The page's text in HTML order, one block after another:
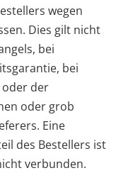
wegen
Dies gilt nicht
bei
bei
oder der
oder grob
Eine
des Bestellers ist
verbunden.